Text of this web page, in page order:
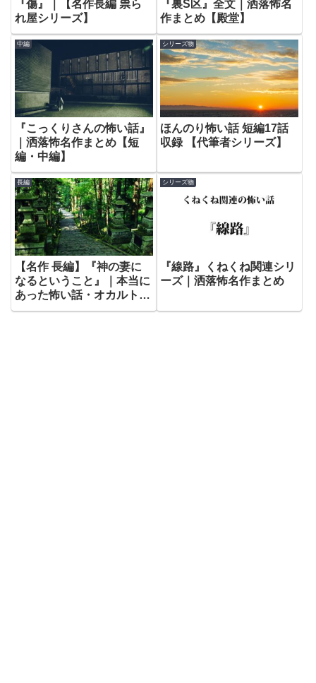
『傷』｜【名作長編 祟ら
れ屋シリーズ】
『裏S区』全文｜洒落怖名
作まとめ【殿堂】
中編
『こっくりさんの怖い話』
｜洒落怖名作まとめ【短
編・中編】
シリーズ物
ほんのり怖い話 短編17話
収録 【代筆者シリーズ】
長編
【名作 長編】『神の妻に
なるということ』｜本当に
あった怖い話・オカルト・
都市伝説
シリーズ物
『線路』くねくね関連シリ
ーズ｜洒落怖名作まとめ